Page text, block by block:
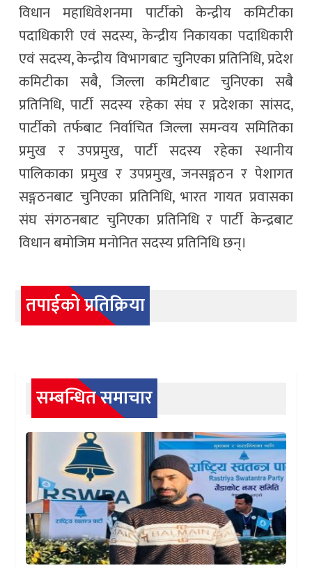
विधान महाधिवेशनमा पार्टीको केन्द्रीय कमिटीका
पदाधिकारी एवं सदस्य, केन्द्रीय निकायका पदाधिकारी
एवं सदस्य, केन्द्रीय विभागबाट चुनिएका प्रतिनिधि, प्रदेश
कमिटीका सबै, जिल्ला कमिटीबाट चुनिएका सबै
प्रतिनिधि, पार्टी सदस्य रहेका संघ र प्रदेशका सांसद,
पार्टीको तर्फबाट निर्वाचित जिल्ला समन्वय समितिका
प्रमुख र उपप्रमुख, पार्टी सदस्य रहेका स्थानीय
पालिकाका प्रमुख र उपप्रमुख, जनसङ्गठन र पेशागत
सङ्गठनबाट चुनिएका प्रतिनिधि, भारत गायत प्रवासका
संघ संगठनबाट चुनिएका प्रतिनिधि र पार्टी केन्द्रबाट
विधान बमोजिम मनोनित सदस्य प्रतिनिधि छन्।
तपाईको प्रतिक्रिया
सम्बन्धित समाचार